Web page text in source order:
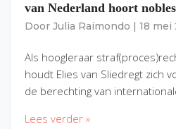
van Nederland hoort
Door Julia Raimondo 18 mei
Als hoogleraar
houdt Elies van Sliedregt zich
de berechting van
Lees verder »